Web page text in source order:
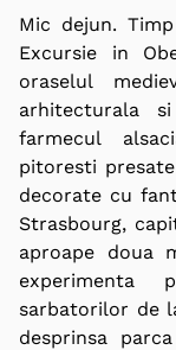
Mic dejun.
Excursie in
oraselul
arhitecturala
farmecul
pitoresti
decorate cu
Strasbourg,
aproape doua
experimenta
sarbatorilor de
desprinsa